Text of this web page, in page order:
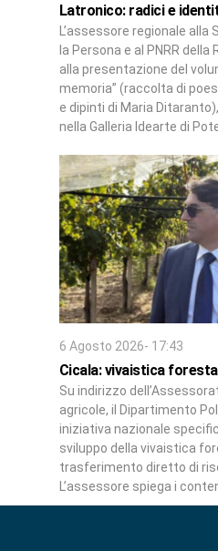
Latronico: radici e
L’assessore regionale
la Persona e al PNRR
alla presentazione del
memoria” (raccolta di
e dipinti di Maria
nella Galleria Idearte di
6 Agosto 2026- 17:43
Cicala: vivaistica
Su indirizzo
agricole, il Dipartimento
iniziativa nazionale
sviluppo della vivaistica
trasferimento diretto di
L’assessore spiega i